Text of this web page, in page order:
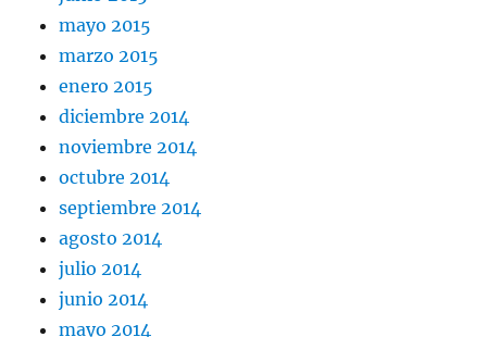
mayo 2015
marzo 2015
enero 2015
diciembre 2014
noviembre 2014
octubre 2014
septiembre 2014
agosto 2014
julio 2014
junio 2014
mayo 2014